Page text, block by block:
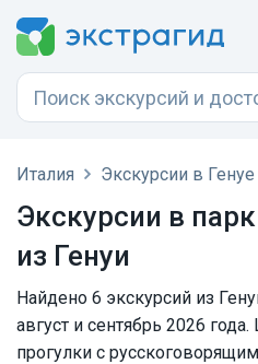
Италия Экскурсии в Генуе
Экскурсии в
из Генуи
Найдено 6 экскурсий из
август и сентябрь 2026
прогулки с